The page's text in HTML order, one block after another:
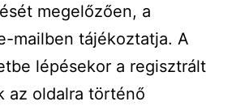
megelőzően, a
mailben tájékoztatja. A
lépésekor a regisztrált
az oldalra történő